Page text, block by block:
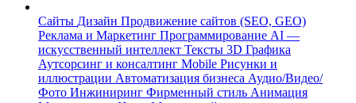
Сайты Дизайн Продвижение сайтов (SEO, GEO)
Реклама и Маркетинг Программирование AI —
искусственный интеллект Тексты 3D Графика
Аутсорсинг и консалтинг Mobile Рисунки и
иллюстрации Автоматизация бизнеса Аудио/Видео/
Фото Инжиниринг Фирменный стиль Анимация